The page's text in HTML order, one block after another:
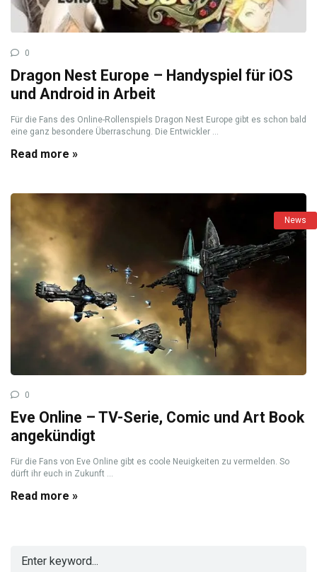
0
Dragon Nest Europe – Handyspiel für iOS
und Android in Arbeit
Für die Fans des Online-Rollenspiels Dragon Nest Europe gibt es schon bald
eine ganz besondere Überraschung. Die Entwickler ...
Read more »
News
0
Eve Online – TV-Serie, Comic und Art Book
angekündigt
Für die Fans von Eve Online gibt es coole Neuigkeiten zu vermelden. So
dürft ihr euch in Zukunft ...
Read more »